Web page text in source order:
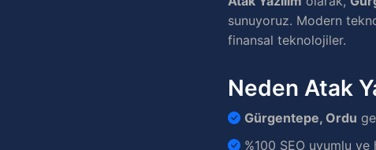
sunuyoruz. Modern
finansal teknolojiler.
Neden Atak
Gürgentepe, Ordu
%100 SEO uyumlu